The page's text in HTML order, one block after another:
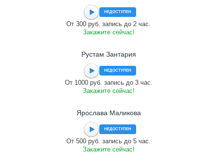
НЕДОСТУПЕН
От 300 руб. запись до 2 час.
Закажите сейчас!
Рустам Зантария
НЕДОСТУПЕН
От 1000 руб. запись до 3 час.
Закажите сейчас!
Ярослава Маликова
НЕДОСТУПЕН
От 500 руб. запись до 5 час.
Закажите сейчас!